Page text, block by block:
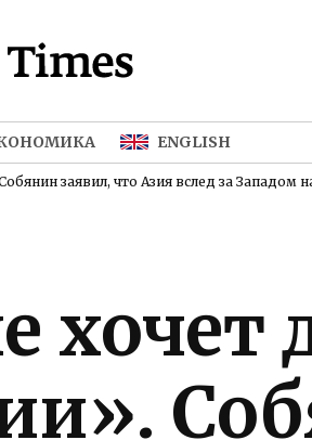
Times
спецоперация.
30 лет
пишем о
ENGLISH
заявил, что Азия вслед за Западом
хочет